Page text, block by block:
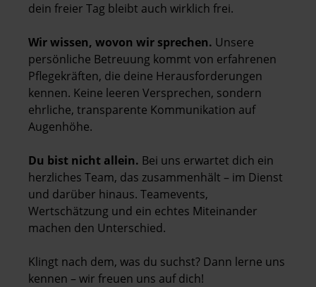
dein freier Tag bleibt auch wirklich frei.
Wir wissen, wovon wir sprechen. Unsere
persönliche Betreuung kommt von erfahrenen
Pflegekräften, die deine Herausforderungen
kennen. Keine leeren Versprechen, sondern
ehrliche, transparente Kommunikation auf
Augenhöhe.
Du bist nicht allein. Bei uns erwartet dich ein
herzliches Team, das zusammenhält – im Dienst
und darüber hinaus. Teamevents,
Wertschätzung und ein echtes Miteinander
machen den Unterschied.
Klingt nach dem, was du suchst? Dann lerne uns
kennen – wir freuen uns auf dich!